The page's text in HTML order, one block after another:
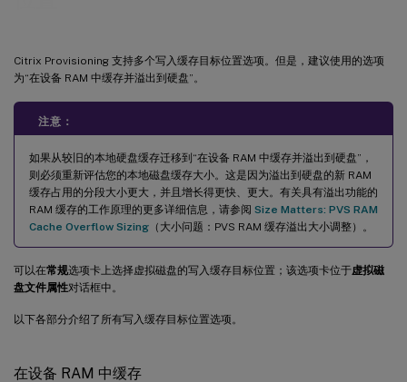
Citrix Provisioning 支持多个写入缓存目标位置选项。但是，建议使用的选项
为“在设备 RAM 中缓存并溢出到硬盘”。
注意：
如果从较旧的本地硬盘缓存迁移到“在设备 RAM 中缓存并溢出到硬盘”，
则必须重新评估您的本地磁盘缓存大小。这是因为溢出到硬盘的新 RAM
缓存占用的分段大小更大，并且增长得更快、更大。有关具有溢出功能的
RAM 缓存的工作原理的更多详细信息，请参阅 Size Matters: PVS RAM
Cache Overflow Sizing （大小问题：PVS RAM 缓存溢出大小调整）。
可以在常规选项卡上选择虚拟磁盘的写入缓存目标位置；该选项卡位于虚拟磁
盘文件属性对话框中。
以下各部分介绍了所有写入缓存目标位置选项。
在设备 RAM 中缓存